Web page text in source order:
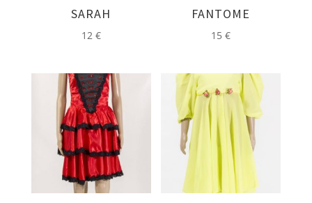
SARAH
12 €
FANTOME
15€